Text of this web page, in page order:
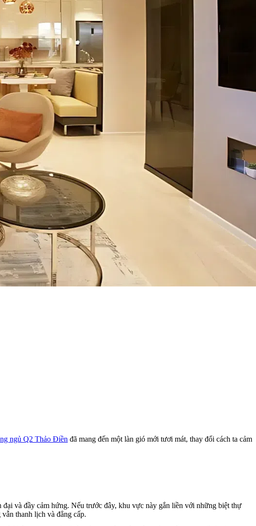
ngủ Q2 Thảo Điền đã mang đến một làn gió mới tươi mát, thay đổi cách ta cảm
đại và đầy cảm hứng. Nếu trước đây, khu vực này gắn liền với những biệt thự
thanh lịch và đẳng cấp.